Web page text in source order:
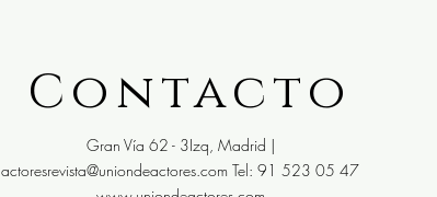
Contacto
Gran Vía 62 - 3Izq, Madrid |
actoresrevista@uniondeactores.com Tel: 91 523 05 47